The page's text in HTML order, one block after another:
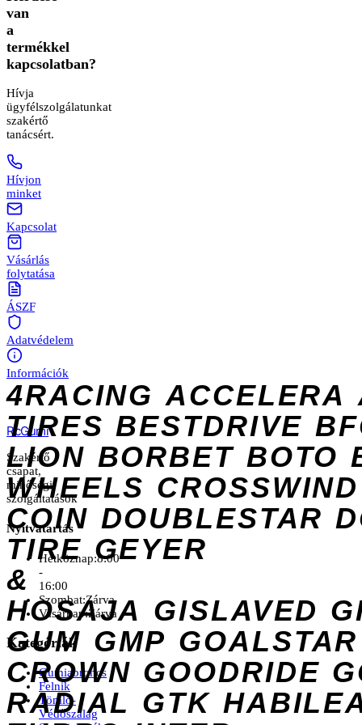
van
a
termékkel
kapcsolatban?
Hívja
ügyfélszolgálatunkat
szakértő
tanácsért.
Hívjon
minket
Kapcsolat
Vásárlás
folytatása
ÁSZF
Adatvédelem
Információk
4RACING ACCELERA
TIRES BESTDRIVE
LION BORBET BOTO
WHEELS CROSSWIND
COIN DOUBLESTAR
TIRE GEYER
&
HOSAJA GISLAVED
GUM GMP GOALSTAR
CROWN GOODRIDE
RADIAL GTK
RcGumi
Szakértő
csapat,
minőségi
szolgáltatások
Nyitvatartás
Hétköznap:8:00
-
16:00
Szombat:Zárva
Vasárnap:Zárva
Kategóriák
Gumiabroncs
Felnik
Tömlő-
Védőszalag